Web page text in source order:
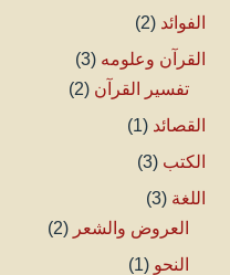
الفوائد (2)
القرآن وعلومه (3)
تفسير القرآن (2)
القصائد (1)
الكتب (3)
اللغة (3)
العروض والشعر (2)
النحو (1)